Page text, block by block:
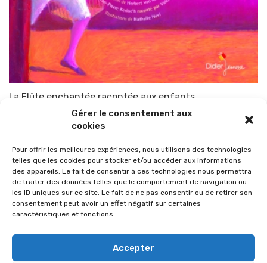
Gérer le consentement aux
cookies
Pour offrir les meilleures expériences, nous utilisons des technologies
telles que les cookies pour stocker et/ou accéder aux informations
des appareils. Le fait de consentir à ces technologies nous permettra
de traiter des données telles que le comportement de navigation ou
les ID uniques sur ce site. Le fait de ne pas consentir ou de retirer son
consentement peut avoir un effet négatif sur certaines
caractéristiques et fonctions.
Accepter
La Flûte enchantée racontée aux enfants
TOP-PARENTS 15 décembre 2010